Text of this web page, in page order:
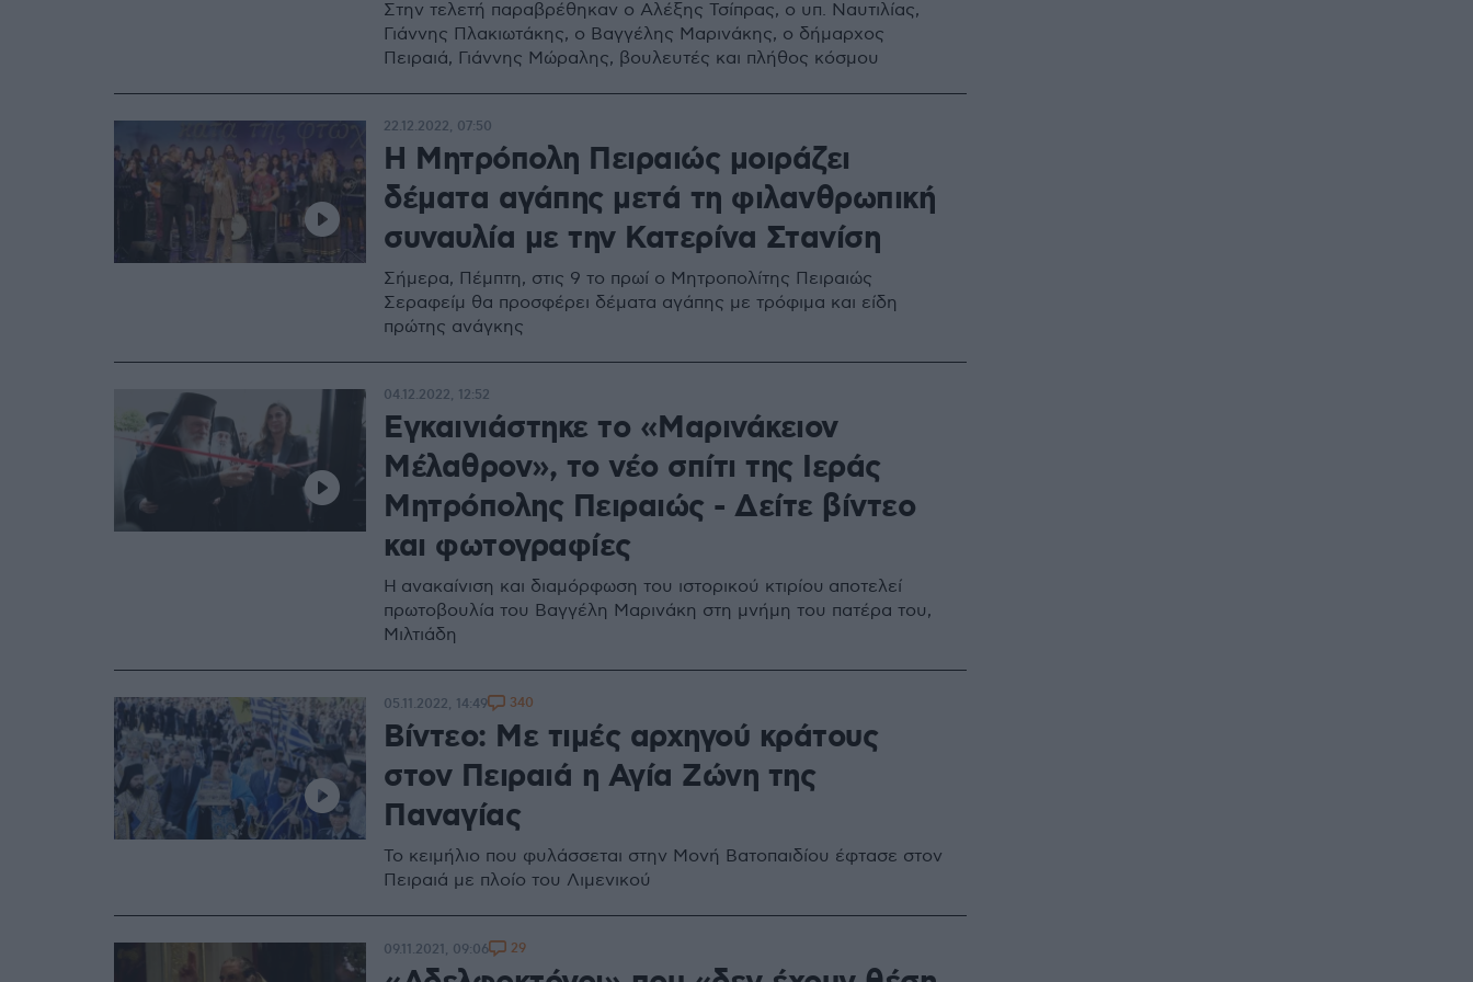
Στην τελετή παραβρέθηκαν ο Αλέξης Τσίπρας, ο υπ. Ναυτιλίας,
Γιάννης Πλακιωτάκης, ο Βαγγέλης Μαρινάκης, ο δήμαρχος
Πειραιά, Γιάννης Μώραλης, βουλευτές και πλήθος κόσμου
Η Μητρόπολη Πειραιώς μοιράζει
δέματα αγάπης μετά τη φιλανθρωπική
συναυλία με την Κατερίνα Στανίση
Σήμερα, Πέμπτη, στις 9 το πρωί ο Μητροπολίτης Πειραιώς
Σεραφείμ θα προσφέρει δέματα αγάπης με τρόφιμα και είδη
πρώτης ανάγκης
22.12.2022, 07:50
Εγκαινιάστηκε το «Μαρινάκειον
Μέλαθρον», το νέο σπίτι της Ιεράς
Μητρόπολης Πειραιώς - Δείτε βίντεο
και φωτογραφίες
Η ανακαίνιση και διαμόρφωση του ιστορικού κτιρίου αποτελεί
πρωτοβουλία του Βαγγέλη Μαρινάκη στη μνήμη του πατέρα του,
Μιλτιάδη
04.12.2022, 12:52
Βίντεο: Με τιμές αρχηγού κράτους
στον Πειραιά η Αγία Ζώνη της
Παναγίας
Το κειμήλιο που φυλάσσεται στην Μονή Βατοπαιδίου έφτασε στον
Πειραιά με πλοίο του Λιμενικού
05.11.2022, 14:49 340
09.11.2021, 09:06 29